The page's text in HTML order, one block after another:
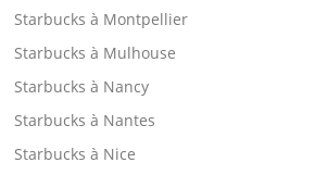
Starbucks à Montpellier
Starbucks à Mulhouse
Starbucks à Nancy
Starbucks à Nantes
Starbucks à Nice